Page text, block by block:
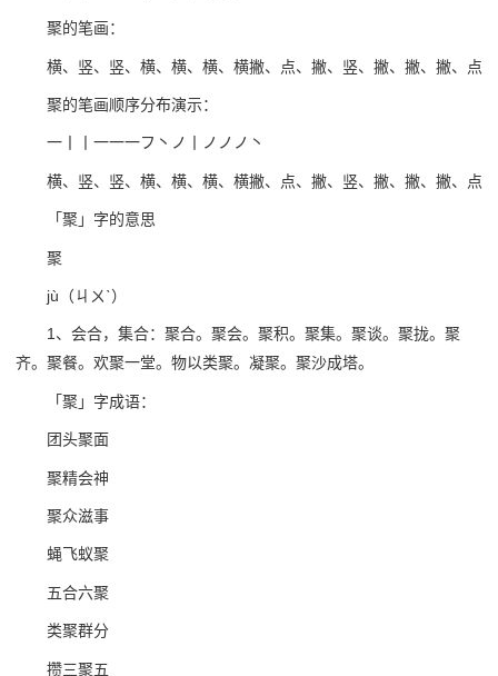
聚的笔画：
横、竖、竖、横、横、横、横撇、点、撇、竖、撇、撇、撇、点
聚的笔画顺序分布演示：
一丨丨一一一フ丶ノ丨ノノノ丶
横、竖、竖、横、横、横、横撇、点、撇、竖、撇、撇、撇、点
「聚」字的意思
聚
jù（ㄐㄨˋ）
1、会合，集合：聚合。聚会。聚积。聚集。聚谈。聚拢。聚
齐。聚餐。欢聚一堂。物以类聚。凝聚。聚沙成塔。
「聚」字成语：
团头聚面
聚精会神
聚众滋事
蝇飞蚁聚
五合六聚
类聚群分
攒三聚五